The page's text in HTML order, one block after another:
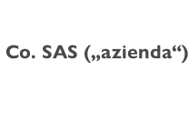
SAS („azienda“)